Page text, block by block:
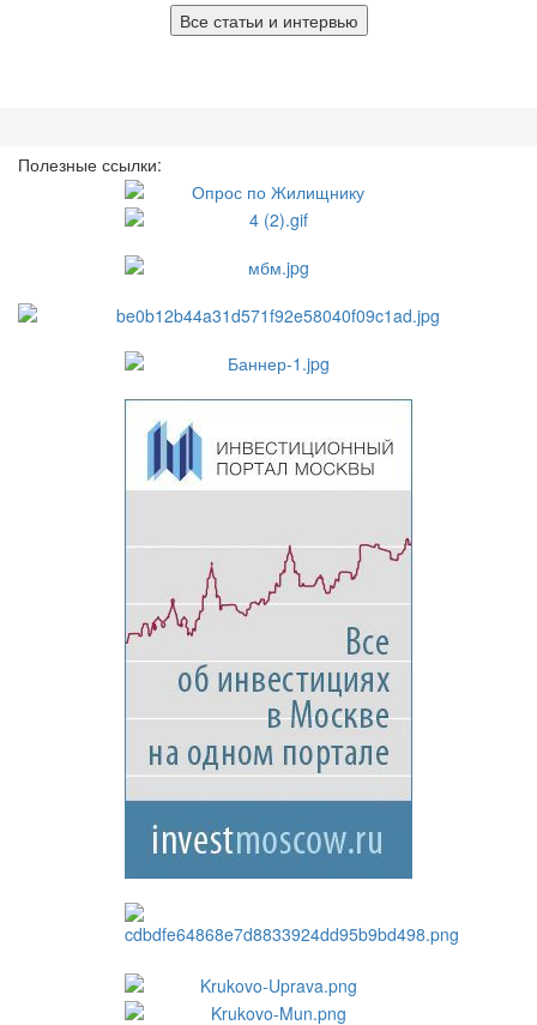
Все статьи и интервью
Полезные ссылки: